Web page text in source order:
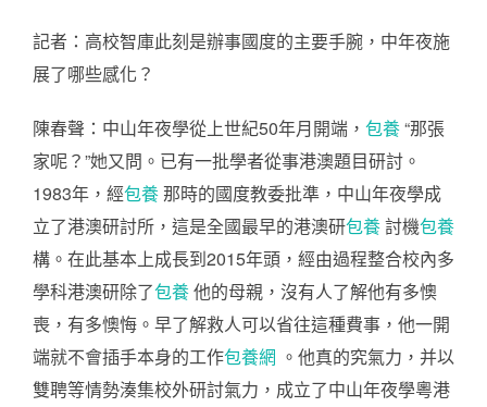
記者：高校智庫此刻是辦事國度的主要手腕，中年夜施
展了哪些感化？
陳春聲：中山年夜學從上世紀50年月開端， 包養“那張
家呢？”她又問。已有一批學者從事港澳題目研討。
1983年，經包養那時的國度教委批準，中山年夜學成
立了港澳研討所，這是全國最早的港澳研包養討機包養
構。在此基本上成長到2015年頭，經由過程整合校內多
學科港澳研除了包養他的母親，沒有人了解他有多懊
喪，有多懊悔。早了解救人可以省往這種費事，他一開
端就不會插手本身的工作包養網 。他真的究氣力，并以
雙聘等情勢湊集校外研討氣力，成立了中山年夜學粵港